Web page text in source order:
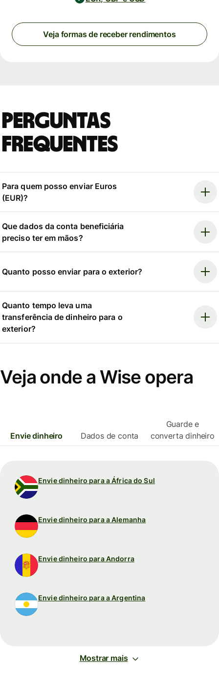
Veja formas de receber rendimentos
Perguntas
Frequentes
Para quem posso enviar Euros
(EUR)?
Que dados da conta beneficiária
preciso ter em mãos?
Quanto posso enviar para o exterior?
Quanto tempo leva uma
transferência de dinheiro para o
exterior?
Veja onde a Wise opera
Envie dinheiro Dados de conta
Guarde e
converta dinheiro
Envie dinheiro para a África do Sul
Envie dinheiro para a Alemanha
Envie dinheiro para Andorra
Envie dinheiro para a Argentina
Mostrar mais